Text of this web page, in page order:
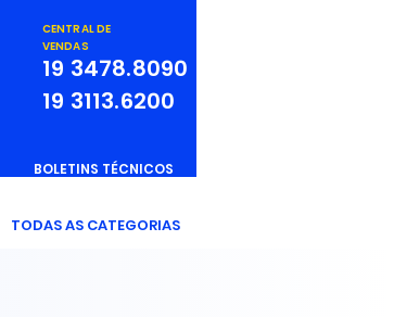
CENTRAL DE
VENDAS
19 3478.8090
19 3113.6200
BOLETINS TÉCNICOS
TODAS AS CATEGORIAS